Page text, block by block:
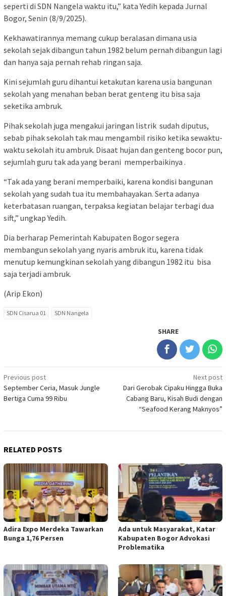
seperti di SDN Nangela waktu itu,” kata Yedih kepada Jurnal
Bogor, Senin (8/9/2025).
Kekhawatirannya memang cukup beralasan dimana usia
sekolah sejak dibangun tahun 1982 belum pernah dibangun lagi
dan hanya saja pernah rehab ringan saja.
Kini sejumlah guru dihantui ketakutan karena usia bangunan
sekolah yang menahan beban berat genteng itu bisa saja
seketika ambruk.
Pihak sekolah juga mengakui jaringan listrik sudah diputus,
sebab pihak sekolah tak mau mengambil risiko ketika sewaktu-
waktu sekolah itu ambruk. Disaat hujan dan genteng bocor pun,
sejumlah guru tak ada yang berani memperbaikinya .
“Tak ada yang berani memperbaiki, karena kondisi bangunan
sekolah yang sudah tua itu membahayakan. Serta adanya
keterbatasan ruangan, terpaksa kegiatan belajar terbagi dua
sift,” ungkap Yedih.
Dia berharap Pemerintah Kabupaten Bogor segera
membangun sekolah yang nyaris ambruk itu, karena tidak
menutup kemungkinan sekolah yang dibangun 1982 itu bisa
saja terjadi ambruk.
(Arip Ekon)
SDN Cisarua 01 SDN Nangela
SHARE
Post
navigation
Previous post
September Ceria, Masuk Jungle
Bertiga Cuma 99 Ribu
Next post
Dari Gerobak Cipaku Hingga Buka
Cabang Baru, Kisah Budi dengan
“Seafood Kerang Maknyos”
RELATED POSTS
Adira Expo Merdeka Tawarkan
Bunga 1,76 Persen
Ada untuk Masyarakat, Katar
Kabupaten Bogor Advokasi
Problematika